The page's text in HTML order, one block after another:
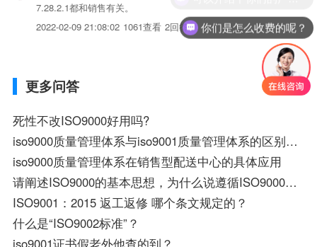
7.28.2.1都和销售有关。
2022-02-09 21:08:02 1061查看 2回答
更多问答
死性不改ISO9000好用吗?
iso9000质量管理体系与iso9001质量管理体系的区别？哪个好?
iso9000质量管理体系在销售型配送中心的具体应用
请阐述ISO9000的基本思想，为什么说遵循ISO9000的思想进行生产管理，就能提高产品和服务质量
ISO9001：2015 返工返修 哪个条文规定的？
什么是“ISO9002标准”？
iso9001证书假老外他查的到？
你们是怎么收费的呢？